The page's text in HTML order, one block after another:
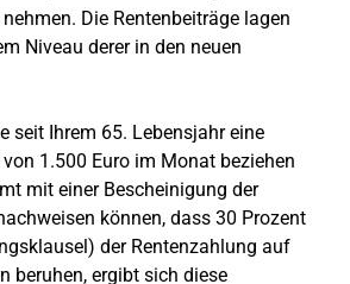
Die Rentenbeiträge lagen
Niveau derer in den neuen
seit Ihrem 65. Lebensjahr eine
1.500 Euro im Monat beziehen
mit einer Bescheinigung der
können, dass 30 Prozent
der Rentenzahlung auf
beruhen, ergibt sich diese